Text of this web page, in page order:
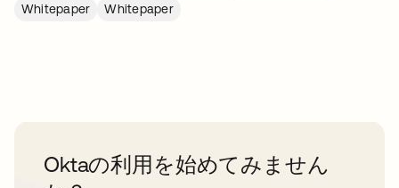
Whitepaper
Whitepaper
Oktaの利用を始めてみません